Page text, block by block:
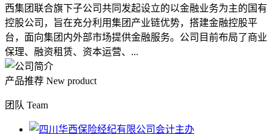
西集团联合旗下子公司共同发起设立的以金融业务为主的国有
控股公司，旨在充分利用集团产业链优势，搭建金融控股平
台，面向集团内外部市场提供金融服务。公司目前布局了商业
保理、融资租赁、资本运营、...
产品推荐 New product
团队 Team